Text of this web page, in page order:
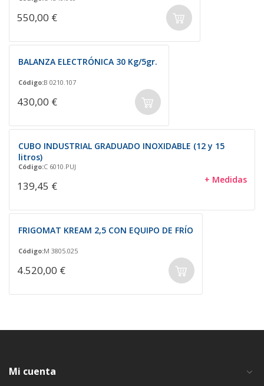
550,00 €
BALANZA ELECTRÓNICA 30 Kg/5gr.
Código:B 0210.107
430,00 €
CUBO INDUSTRIAL GRADUADO INOXIDABLE (12 y 15
litros)
Código:C 6010.PUJ
139,45 € + Medidas
FRIGOMAT KREAM 2,5 CON EQUIPO DE FRÍO
Código:M 3805.025
4.520,00 €
Mi cuenta